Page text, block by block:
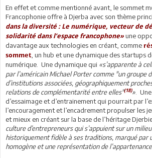
En effet et comme mentionné avant, le sommet
Francophonie offre à Djerba avec son thème
dans la diversité : Le numérique, vecteur de
solidarité dans l’espace francophone» une
davantage aux technologies en créant, comme
sommet , un hub et une dynamique des startups
numérique. Une dynamique qui «s’apparente à
par l’américain Michael Porter comme "un groupe
d’institutions associées, géographiquement
relations de complémentarité entre elles"(18)» .
d’essaimage et d’entrainement qui pourrait par
l’encouragement et l’encadrement propulser les
et mieux en créant sur la base de l’héritage
culture d’entrepreneurs qui s’appuient sur un
historiquement fidèle à ses traditions, marqué par
homogène et une représentation de